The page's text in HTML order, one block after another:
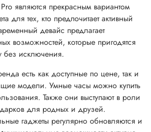
являются прекрасным вариантом
для тех, кто предпочитает активный
девайс предлагает
возможностей, которые пригодятся
без исключения.
есть как доступные по цене, так и
модели. Умные часы можно купить
Также они выступают в роли
для родных и друзей.
гаджеты регулярно обновляются и